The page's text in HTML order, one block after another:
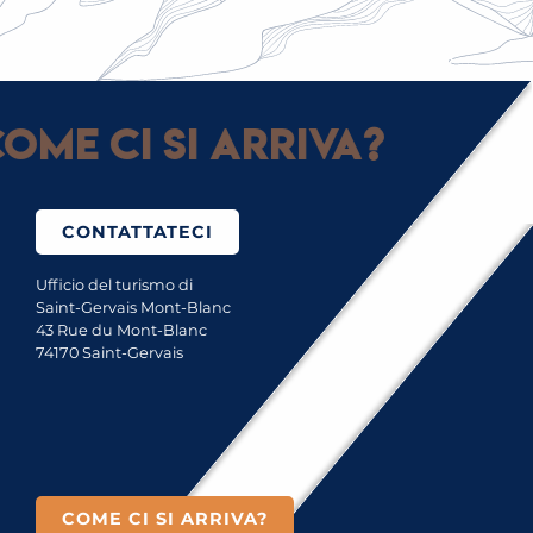
STORIA E VINCITORI DEL FESTIVAL
DELL’UMORISMO DEL MONTE BIANCO
ci si arriva?
CONTATTATECI
Ufficio del turismo di
Saint-Gervais Mont-Blanc
43 Rue du Mont-Blanc
74170 Saint-Gervais
COME CI SI ARRIVA?